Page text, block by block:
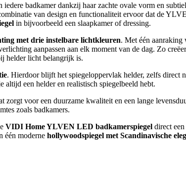
badkamer dankzij haar zachte ovale vorm en
van design en functionaliteit ervoor dat de
in bijvoorbeeld een slaapkamer of dressing.
met drie instelbare lichtkleuren. Met één
aanpassen aan elk moment van de dag. Zo
helder licht belangrijk is.
. Hierdoor blijft het spiegeloppervlak helder, zelfs direct
een helder en realistisch spiegelbeeld hebt.
zorgt voor een duurzame kwaliteit en een lange
zoals badkamers.
VIDI Home YLVEN LED badkamerspiegel direct
één moderne hollywoodspiegel met Scandinavische